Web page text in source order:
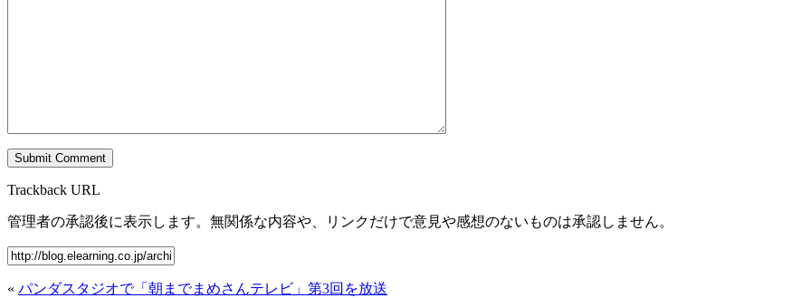
Trackback URL
管理者の承認後に表示します。無関係な内容や、リンクだけで意見や感想のないものは承認しません。
« パンダスタジオで「朝までまめさんテレビ」第3回を放送